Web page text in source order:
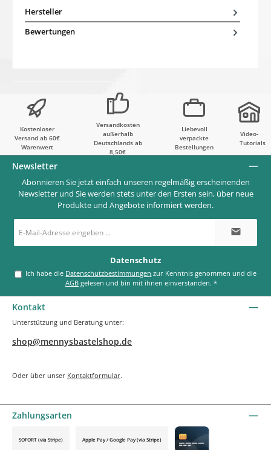
Hersteller
Bewertungen
Kostenloser
Versand ab 60€
Warenwert
Versandkosten
außerhalb
Deutschlands ab
8,50€
Liebevoll
verpackte
Bestellungen
Video-
Tutorials
Newsletter
Abonnieren Sie jetzt einfach unseren regelmäßig erscheinenden
Newsletter und Sie werden stets unter den Ersten sein, über neue
Produkte und Angebote informiert werden.
E-
Mail-
*
Datenschutz
Ich habe die Datenschutzbestimmungen
AGB gelesen und bin mit ihnen einverstanden.*
Kontakt
Unterstützung und Beratung unter:
shop@mennysbastelshop.de
Oder über unser Kontaktformular.
Zahlungsarten
SOFORT (via Stripe) Apple Pay / Google Pay (via Stripe)